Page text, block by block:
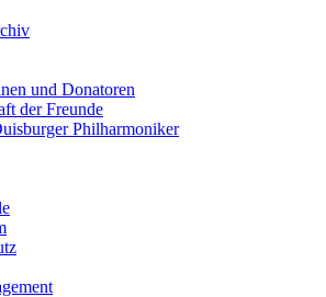
und Donatoren
der Freunde
Philharmoniker